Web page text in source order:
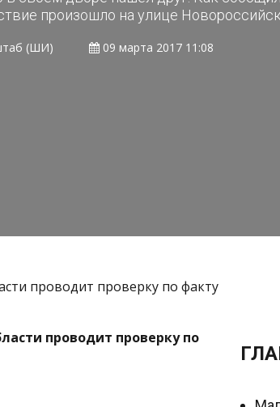
произошло на улице
(ШИ) 09 марта 2017 11:08
проводит проверку по факту
проводит проверку по